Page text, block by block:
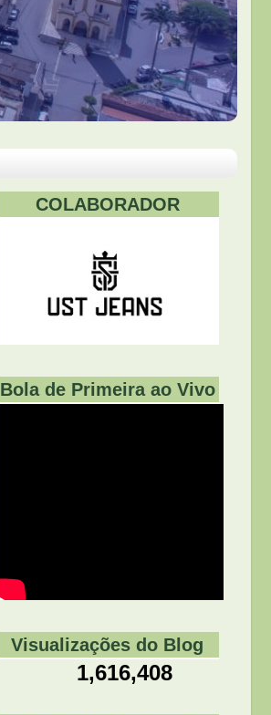
COLABORADOR
Bola de Primeira ao Vivo
Visualizações do Blog
1,616,408